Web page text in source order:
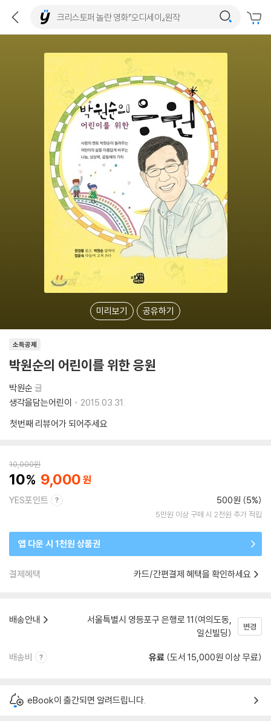
미리보기 공유하기
소득공제
박원순의 어린이를 위한 응원
박원순 글
생각을담는어린이
2015.03.31.
첫번째 리뷰어가 되어주세요
10,000원
10 9,000
YES포인트 500원 (5%)
5만원 이상 구매 시 2천원 추가 적립
앱 다운 시 1천원 상품권
결제혜택 카드/간편결제 혜택을 확인하세요
배송안내
서울특별시 영등포구 은행로 11(여의도동,
일신빌딩)
변경
배송비 유료 (도서 15,000원 이상 무료)
eBook이 출간되면 알려드립니다.